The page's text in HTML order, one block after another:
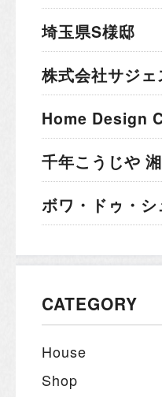
埼玉県S様邸
株式会社サジ
Home Design
千年こうじや
ボワ・ドゥ・
CATEGORY
House
Shop